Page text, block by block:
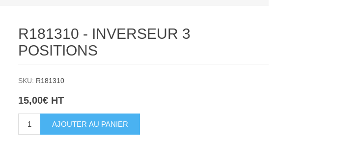
R181310 - INVERSEUR 3
POSITIONS
SKU: R181310
15,00€ HT
AJOUTER AU PANIER